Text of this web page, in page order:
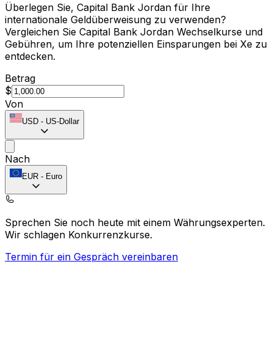
Überlegen Sie, Capital Bank Jordan für Ihre
internationale Geldüberweisung zu verwenden?
Vergleichen Sie Capital Bank Jordan Wechselkurse und
Gebühren, um Ihre potenziellen Einsparungen bei Xe zu
entdecken.
Betrag
$
Von
USD - US-Dollar
Nach
EUR - Euro
Sprechen Sie noch heute mit einem Währungsexperten.
Wir schlagen Konkurrenzkurse.
Termin für ein Gespräch vereinbaren